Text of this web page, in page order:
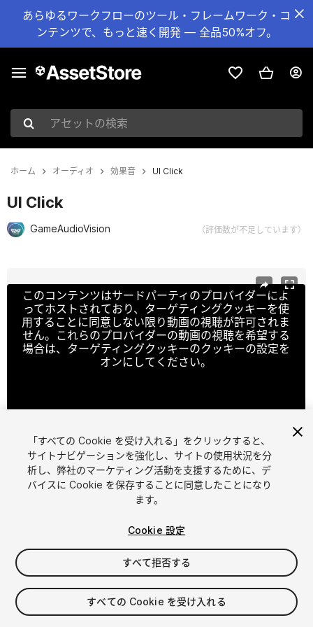
あらゆるワークフローのツール・フレームワーク・コ
ンテンツで、もっと速く開発 — 全品50%オフ。
アセットの検索
ホーム オーディオ 効果音 UI Click
UI Click
GameAudioVision （評価数が不足しています）
このコンテンツはサードパーティのプロバイダーによ
ってホストされており、ターゲティングクッキーを使
用することに同意しない限り動画の視聴が許可されま
せん。これらのプロバイダーの動画の視聴を希望する
場合は、ターゲティングクッキーのクッキーの設定を
オンにしてください。
1 /3
$9.99
消費税は決済時に計算されます
「すべての Cookie を受け入れる」をクリックすると、
サイトナビゲーションを強化し、サイトの使用状況を分
析し、弊社のマーケティング活動を支援するために、デ
バイスに Cookie を保存することに同意したことになり
ます。
Cookie 設定
すべて拒否する
すべての Cookie を受け入れる